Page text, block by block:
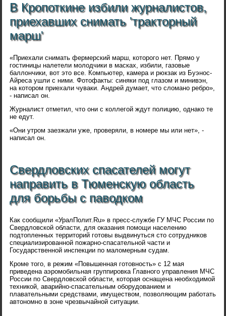
В Кропоткине избили журналистов,
приехавших снимать 'тракторный
марш'
«Приехали снимать фермерский марш, которого нет. Прямо у
гостиницы налетели молодчики в масках, избили, газовые
баллончики, вот это все. Компьютер, камера и рюкзак из Буэнос-
Айреса ушли с ними. Фотофакты: синяки под глазом и минивэн,
на котором приехали чуваки. Андрей думает, что сломано ребро»,
- написал он.
Журналист отметил, что они с коллегой ждут полицию, однако те
не едут.
«Они утром заезжали уже, проверяли, в номере мы или нет», -
написал он.
Свердловских спасателей могут
направить в Тюменскую область
для борьбы с паводком
Как сообщили «УралПолит.Ru» в пресс-службе ГУ МЧС России по
Свердловской области, для оказания помощи населению
подтопленных территорий готовы выдвинуться сто сотрудников
специализированной пожарно-спасательной части и
Государственной инспекции по маломерным судам.
Кроме того, в режим «Повышенная готовность» с 12 мая
приведена аэромобильная группировка Главного управления МЧС
России по Свердловской области, которая оснащена необходимой
техникой, аварийно-спасательным оборудованием и
плавательными средствами, имуществом, позволяющим работать
автономно в зоне чрезвычайной ситуации.